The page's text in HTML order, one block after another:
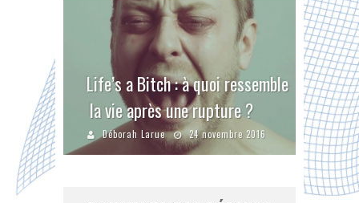
Life’s a Bitch : à quoi ressemble
la vie après une rupture ?
Déborah Larue 24 novembre 2016